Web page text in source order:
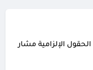
الحقول الإلزامية مشار